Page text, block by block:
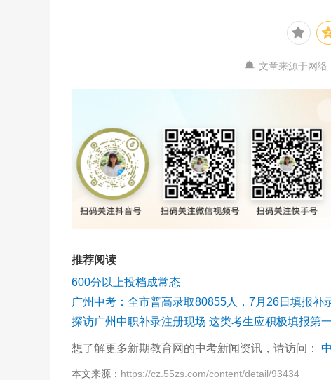
文章来源于网络
推荐阅读
600分以上投档成常态
广州中考：全市普高录取80855人，7月26日填报补
想了解更多新期教育网的中考新闻资讯，请访问：
本文来源： https://cz.55zs.com/content/detail/93434